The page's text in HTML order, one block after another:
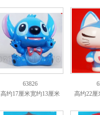
63826
高约17厘米宽约13厘米
高约22厘